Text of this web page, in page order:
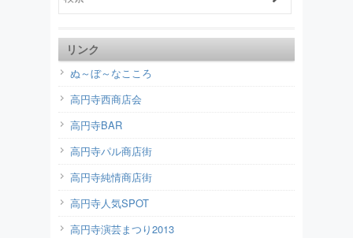
リンク
ぬ～ぼ～なこころ
高円寺西商店会
高円寺BAR
高円寺パル商店街
高円寺純情商店街
高円寺人気SPOT
高円寺演芸まつり2013